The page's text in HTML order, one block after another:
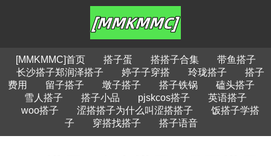
[MMKMMC]首页 搭子蛋 搭搭子合集
带鱼搭子
长沙搭子郑润泽搭子
婷子子穿搭 玲珑搭子
搭子
费用
留子搭子 墩子搭子 搭子铁锅
磕头搭子
雪人搭子
搭子小品 pjskcos搭子
英语搭子
woo搭子
涩搭搭子为什么叫涩搭搭子
饭搭子学搭
子
穿搭找搭子 搭子语音